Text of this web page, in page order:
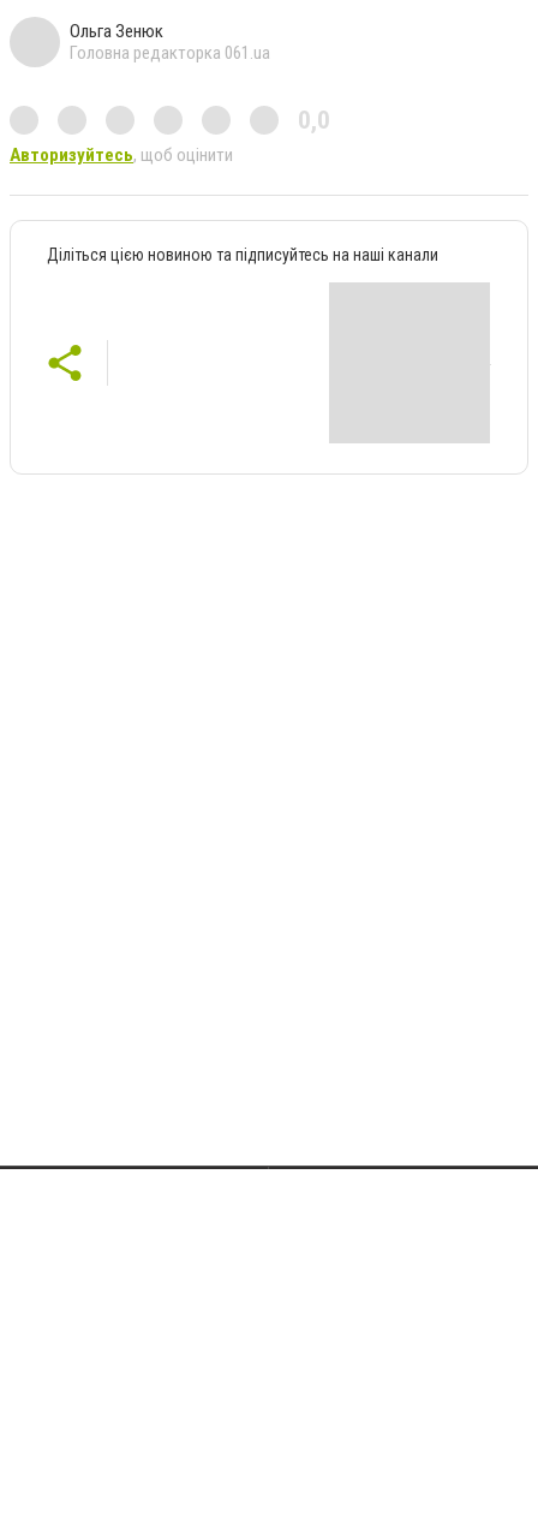
Ольга Зенюк
Головна редакторка 061.ua
0,0
Авторизуйтесь, щоб оцінити
Діліться цією новиною та підписуйтесь на наші канали